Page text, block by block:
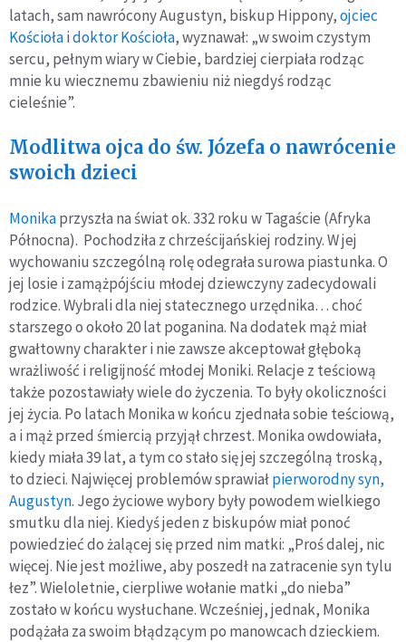
latach, sam nawrócony Augustyn, biskup Hippony,ojciec
Kościołaidoktor Kościoła, wyznawał: „w swoim czystym
sercu, pełnym wiary w Ciebie, bardziej cierpiała rodząc
mnie ku wiecznemu zbawieniu niż niegdyś rodząc
cieleśnie”.
Modlitwa ojca do św. Józefa o nawrócenie
swoich dzieci
Monikaprzyszła na świat ok. 332 roku w Tagaście (Afryka
Północna). Pochodziła z chrześcijańskiej rodziny. W jej
wychowaniu szczególną rolę odegrała surowa piastunka. O
jej losie i zamążpójściu młodej dziewczyny zadecydowali
rodzice. Wybrali dla niej statecznego urzędnika… choć
starszego o około 20 lat poganina. Na dodatek mąż miał
gwałtowny charakter i nie zawsze akceptował głęboką
wrażliwość i religijność młodej Moniki. Relacje z teściową
także pozostawiały wiele do życzenia. To były okoliczności
jej życia. Po latach Monika w końcu zjednała sobie teściową,
a i mąż przed śmiercią przyjął chrzest. Monika owdowiała,
kiedy miała 39 lat, a tym co stało się jej szczególną troską,
to dzieci. Najwięcej problemów sprawiałpierworodny syn,
Augustyn. Jego życiowe wybory były powodem wielkiego
smutku dla niej. Kiedyś jeden z biskupów miał ponoć
powiedzieć do żalącej się przed nim matki: „Proś dalej, nic
więcej. Nie jest możliwe, aby poszedł na zatracenie syn tylu
łez”. Wieloletnie, cierpliwe wołanie matki „do nieba”
zostało w końcu wysłuchane. Wcześniej, jednak, Monika
podążała za swoim błądzącym po manowcach dzieckiem.